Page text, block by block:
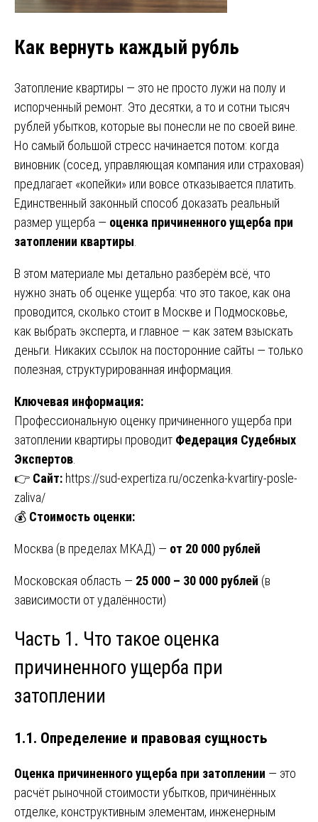
Как вернуть каждый рубль
Затопление квартиры — это не просто лужи на полу и
испорченный ремонт. Это десятки, а то и сотни тысяч
рублей убытков, которые вы понесли не по своей вине.
Но самый большой стресс начинается потом: когда
виновник (сосед, управляющая компания или страховая)
предлагает «копейки» или вовсе отказывается платить.
Единственный законный способ доказать реальный
размер ущерба — оценка причиненного ущерба при
затоплении квартиры
В этом материале мы детально разберём всё, что
нужно знать об оценке ущерба: что это такое, как она
проводится, сколько стоит в Москве и Подмосковье,
как выбрать эксперта, и главное — как затем взыскать
деньги. Никаких ссылок на посторонние сайты — только
полезная, структурированная информация.
Ключевая информация:
Профессиональную оценку причиненного ущерба при
затоплении квартиры проводит Федерация Судебных
Экспертов
👉 Сайт: https://sud-expertiza.ru/oczenka-kvartiry-posle-
zaliva/
💰 Стоимость оценки:
Москва (в пределах МКАД) — от 20 000 рублей
Московская область — 25 000 – 30 000 рублей (в
зависимости от удалённости)
Часть 1. Что такое оценка
причиненного ущерба при
затоплении
1.1. Определение и правовая сущность
Оценка причиненного ущерба при затоплении — это
расчёт рыночной стоимости убытков, причинённых
отделке, конструктивным элементам, инженерным